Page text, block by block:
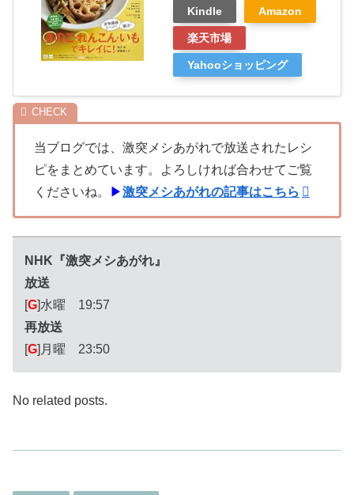
Kindle Amazon
楽天市場
Yahooショッピング
当ブログでは、激突メシあがれで放送されたレシ
ピをまとめています。よろしければ合わせてご覧
くださいね。
▶激突メシあがれの記事はこちら
NHK『激突メシあがれ』
放送
[G]水曜 19:57
再放送
[G]月曜 23:50
No related posts.